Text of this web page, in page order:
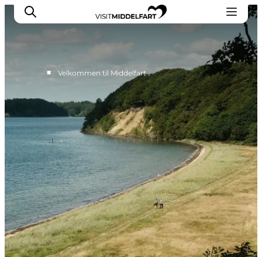
Oplevelser
Mad og drikke
Overnatning
Det Sker
Book oplevelse
Møde og Konference
■ Velkommen til Middelfart